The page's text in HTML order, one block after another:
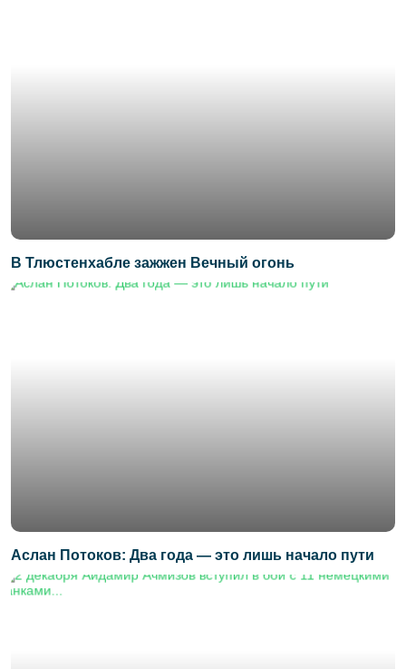
В Тлюстенхабле зажжен Вечный огонь
Аслан Потоков: Два года — это лишь начало пути